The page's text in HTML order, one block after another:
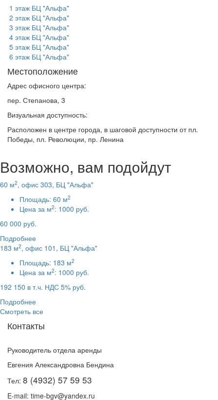
1 этаж БЦ "Альфа"
2 этаж БЦ "Альфа"
3 этаж БЦ "Альфа"
4 этаж БЦ "Альфа"
5 этаж БЦ "Альфа"
6 этаж БЦ "Альфа"
Местоположение
Адрес офисного центра:
пер. Степанова, 3
Визуальная доступность:
Расположен в центре города, в шаговой доступности от пл.
Победы, пл. Революции, пр. Ленина
Возможно, вам подойдут
60 м2, офис 303, БЦ "Альфа"
Площадь: 60 м2
Цена за м2: 1000 руб.
60 000 руб.
Подробнее
183 м2, офис 101, БЦ "Альфа"
Площадь: 183 м2
Цена за м2: 1000 руб.
192 150 в т.ч. НДС 5% руб.
Подробнее
Смотреть все
Контакты
Руководитель отдела аренды
Евгения Александровна Бендина
Тел: 8 (4932) 57 59 53
E-mail: time-bgv@yandex.ru